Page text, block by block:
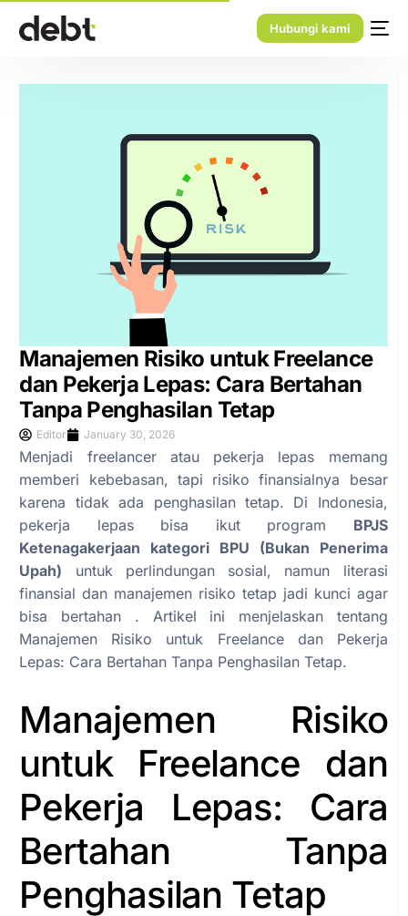
Hubungi kami
Manajemen Risiko untuk Freelance
dan Pekerja Lepas: Cara Bertahan
Tanpa Penghasilan Tetap
Editor January 30, 2026
Menjadi freelancer atau pekerja lepas memang
memberi kebebasan, tapi risiko finansialnya besar
karena tidak ada penghasilan tetap. Di Indonesia,
pekerja lepas bisa ikut program BPJS
Ketenagakerjaan kategori BPU (Bukan Penerima
Upah) untuk perlindungan sosial, namun literasi
finansial dan manajemen risiko tetap jadi kunci agar
bisa bertahan . Artikel ini menjelaskan tentang
Manajemen Risiko untuk Freelance dan Pekerja
Lepas: Cara Bertahan Tanpa Penghasilan Tetap.
Manajemen Risiko
untuk Freelance dan
Pekerja Lepas: Cara
Bertahan Tanpa
Penghasilan Tetap